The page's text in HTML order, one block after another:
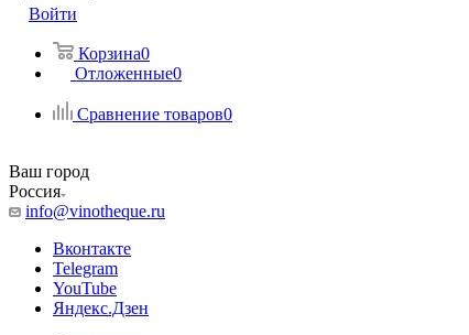
Войти
Корзина0
Отложенные0
Сравнение товаров0
Ваш город
Россия
info@vinotheque.ru
Вконтакте
Telegram
YouTube
Яндекс.Дзен